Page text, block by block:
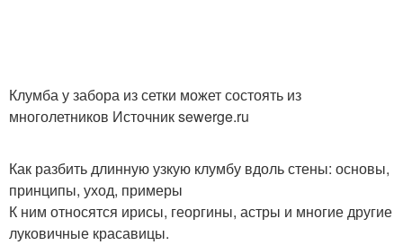
Клумба у забора из сетки может состоять из
многолетников Источник sewerge.ru
Как разбить длинную узкую клумбу вдоль стены: основы,
принципы, уход, примеры
К ним относятся ирисы, георгины, астры и многие другие
луковичные красавицы.